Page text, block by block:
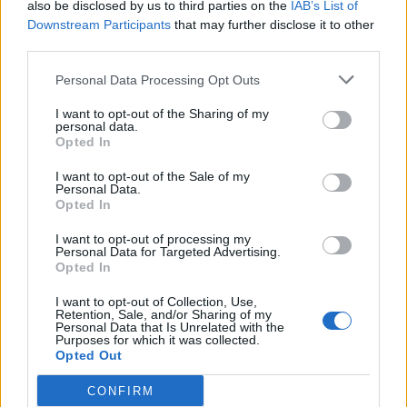
also be disclosed by us to third parties on the IAB’s List of
Downstream Participants that may further disclose it to other
Personal Data Processing Opt Outs
I want to opt-out of the Sharing of my
personal data.
Opted In
I want to opt-out of the Sale of my
Personal Data.
Opted In
I want to opt-out of processing my
Personal Data for Targeted Advertising.
Opted In
I want to opt-out of Collection, Use,
Retention, Sale, and/or Sharing of my
Personal Data that Is Unrelated with the
Purposes for which it was collected.
Opted Out
CONFIRM